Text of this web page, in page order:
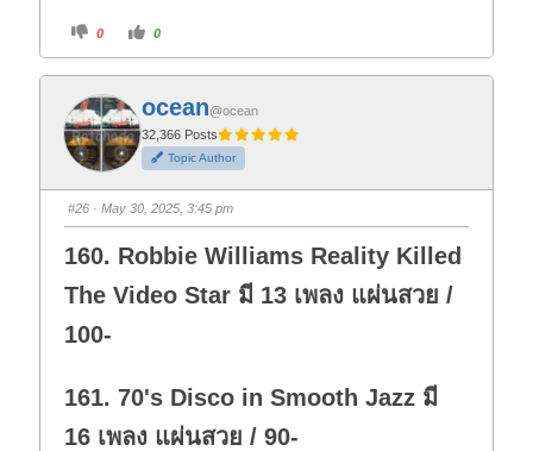
C
i
k
f
o
r
t
h
u
m
d
o
n
.
0
C
i
k
o
r
t
h
u
m
u
p
0
ocean@ocean
32,366 Posts
Topic Author
#26 · May 30, 2025, 3:45 pm
160. Robbie Williams Reality Killed
The Video Star มี 13 เพลง แผ่นสวย /
100-
161. 70's Disco in Smooth Jazz มี
16 เพลง แผ่นสวย / 90-